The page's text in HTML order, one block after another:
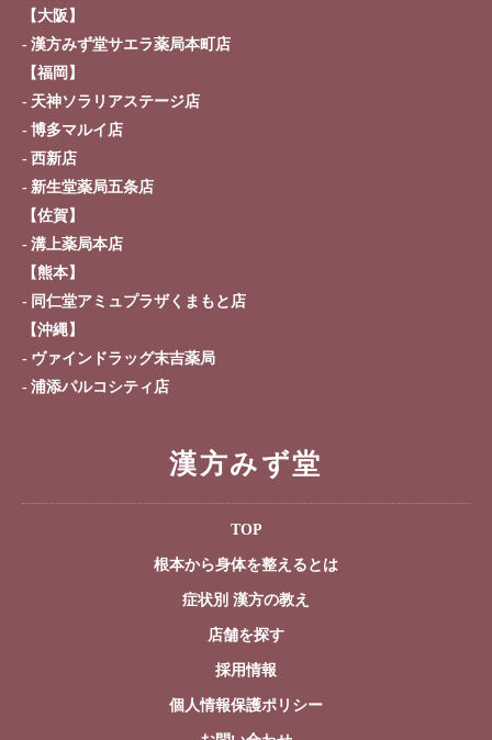
【大阪】
漢方みず堂サエラ薬局本町店
【福岡】
天神ソラリアステージ店
博多マルイ店
西新店
新生堂薬局五条店
【佐賀】
溝上薬局本店
【熊本】
同仁堂アミュプラザくまもと店
【沖縄】
ヴァインドラッグ末吉薬局
浦添パルコシティ店
漢方みず堂
TOP
根本から身体を整えるとは
症状別 漢方の教え
店舗を探す
採用情報
個人情報保護ポリシー